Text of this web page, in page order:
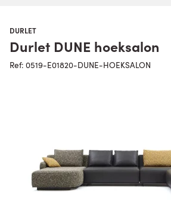
DURLET
Durlet DUNE hoeksalon
Ref: 0519-E01820-DUNE-HOEKSALON